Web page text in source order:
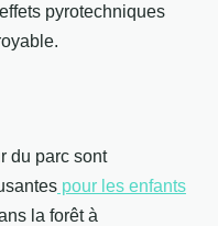
pyrotechniques
du parc sont
pour les enfants
la forêt à